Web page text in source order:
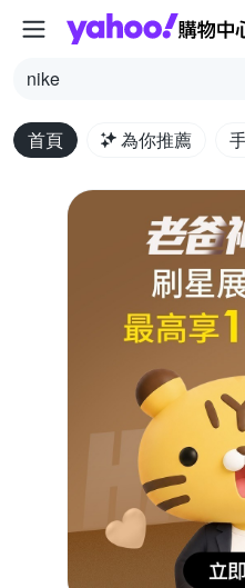
nike
首頁 為你推薦